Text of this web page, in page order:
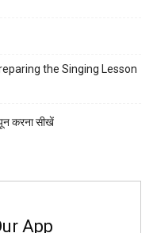
the Singing Lesson
करना सीखें
App